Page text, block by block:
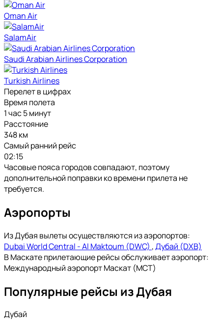
Oman Air
SalamAir
Saudi Arabian Airlines Corporation
Turkish Airlines
Перелет в цифрах
Время полета
1 час 5 минут
Расстояние
348 км
Самый ранний рейс
02:15
Часовые пояса городов совпадают, поэтому
дополнительной поправки ко времени прилета не
требуется.
Аэропорты
Из Дубая вылеты осуществляются из аэропортов:
Dubai World Central - Al Maktoum (DWC) ,Дубай (DXB)
В Маскате прилетающие рейсы обслуживает аэропорт:
Международный аэропорт Маскат (MCT)
Популярные рейсы из Дубая
Дубай